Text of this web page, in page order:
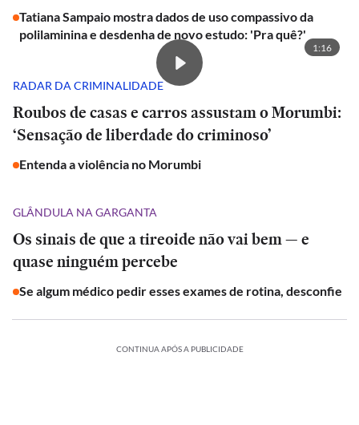
Tatiana Sampaio mostra dados de uso compassivo da
polilaminina e desdenha de novo estudo: 'Pra quê?'
1:16
RADAR DA CRIMINALIDADE
Roubos de casas e carros assustam o Morumbi:
‘Sensação de liberdade do criminoso’
Entenda a violência no Morumbi
GLÂNDULA NA GARGANTA
Os sinais de que a tireoide não vai bem — e
quase ninguém percebe
Se algum médico pedir esses exames de rotina, desconfie
CONTINUA APÓS A PUBLICIDADE